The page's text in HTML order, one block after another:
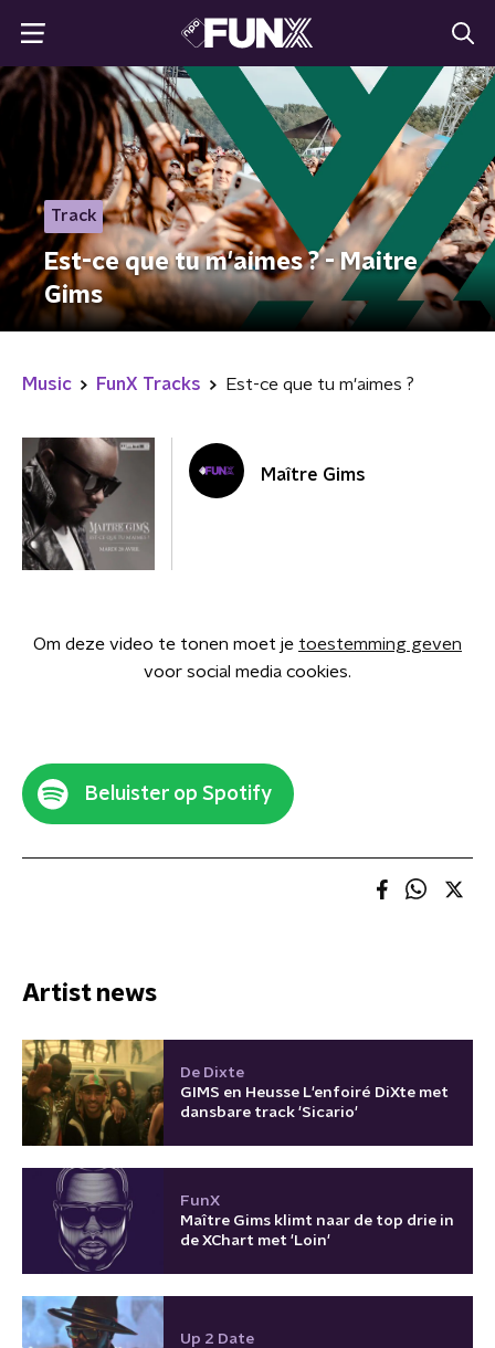
Track
Est-ce que tu m'aimes ? - Maitre
Gims
Music FunX Tracks Est-ce que tu m'aimes ?
Maître Gims
Om deze video te tonen moet je toestemming geven
voor social media cookies.
Beluister op Spotify
Artist news
De Dixte
GIMS en Heusse L'enfoiré DiXte met
dansbare track 'Sicario'
FunX
Maître Gims klimt naar de top drie in
de XChart met 'Loin'
Up 2 Date